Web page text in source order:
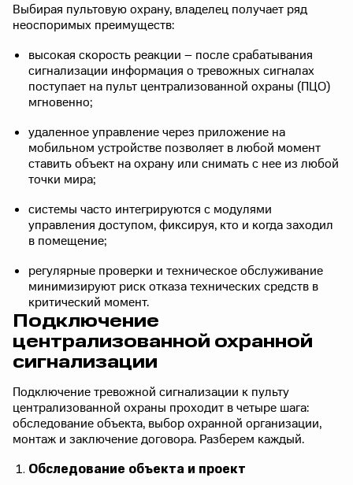
Выбирая пультовую охрану, владелец получает ряд
неоспоримых преимуществ:
высокая скорость реакции – после срабатывания
сигнализации информация о тревожных сигналах
поступает на пульт централизованной охраны (ПЦО)
мгновенно;
удаленное управление через приложение на
мобильном устройстве позволяет в любой момент
ставить объект на охрану или снимать с нее из любой
точки мира;
системы часто интегрируются с модулями
управления доступом, фиксируя, кто и когда заходил
в помещение;
регулярные проверки и техническое обслуживание
минимизируют риск отказа технических средств в
критический момент.
Подключение
централизованной охранной
сигнализации
Подключение тревожной сигнализации к пульту
централизованной охраны проходит в четыре шага:
обследование объекта, выбор охранной организации,
монтаж и заключение договора. Разберем каждый.
Обследование объекта и проект